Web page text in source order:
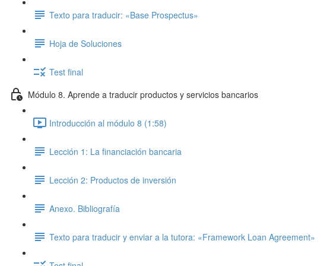
Texto para traducir: «Base Prospectus»
Hoja de Soluciones
Test final
Módulo 8. Aprende a traducir productos y servicios bancarios
Introducción al módulo 8 (1:58)
Lección 1: La financiación bancaria
Lección 2: Productos de inversión
Anexo. Bibliografía
Texto para traducir y enviar a la tutora: «Framework Loan Agreement»